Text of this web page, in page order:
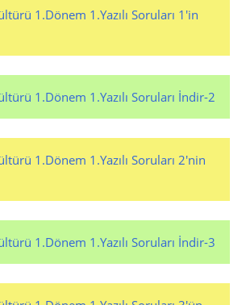
1.Dönem 1.Yazılı Soruları 1'in
1.Dönem 1.Yazılı Soruları İndir-2
1.Dönem 1.Yazılı Soruları 2'nin
1.Dönem 1.Yazılı Soruları İndir-3